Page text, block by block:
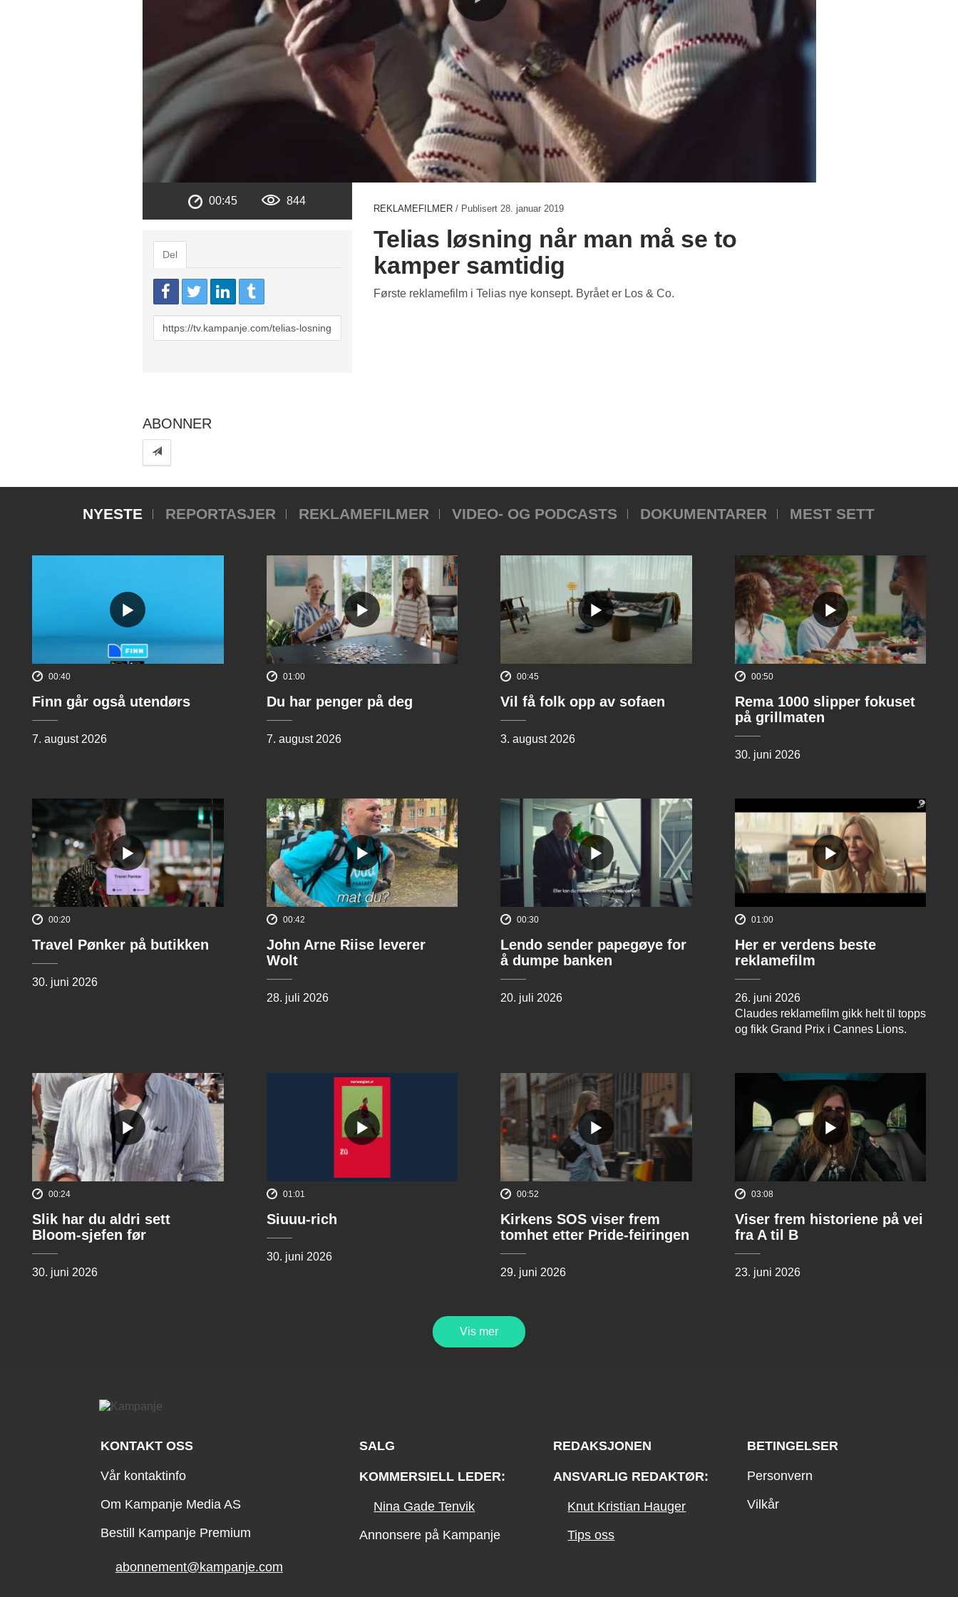
00:45 844
Del
URL
to
REKLAMEFILMER / Publisert 28. januar 2019
Telias løsning når man må se to
kamper samtidig
Første reklamefilm i Telias nye konsept. Byrået er Los & Co.
ABONNER
NYESTE REPORTASJER REKLAMEFILMER VIDEO- OG PODCASTS DOKUMENTARER MEST SETT
00:40
Finn går også utendørs
7. august 2026
01:00
Du har penger på deg
7. august 2026
00:45
Vil få folk opp av sofaen
3. august 2026
00:50
Rema 1000 slipper fokuset
på grillmaten
30. juni 2026
00:20
Travel Pønker på butikken
30. juni 2026
00:42
John Arne Riise leverer
Wolt
28. juli 2026
00:30
Lendo sender papegøye for
å dumpe banken
20. juli 2026
01:00
Her er verdens beste
reklamefilm
26. juni 2026
Claudes reklamefilm gikk helt til topps
og fikk Grand Prix i Cannes Lions.
00:24
Slik har du aldri sett
Bloom-sjefen før
30. juni 2026
01:01
Siuuu-rich
30. juni 2026
00:52
Kirkens SOS viser frem
tomhet etter Pride-feiringen
29. juni 2026
03:08
Viser frem historiene på vei
fra A til B
23. juni 2026
Vis mer
KONTAKT OSS
Vår kontaktinfo
Om Kampanje Media AS
Bestill Kampanje Premium
abonnement@kampanje.com
SALG
KOMMERSIELL LEDER:
Nina Gade Tenvik
Annonsere på Kampanje
REDAKSJONEN
ANSVARLIG REDAKTØR:
Knut Kristian Hauger
Tips oss
BETINGELSER
Personvern
Vilkår